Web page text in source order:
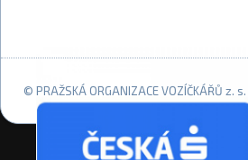
© PRAŽSKÁ ORGANIZACE VOZÍČKÁŘŮ z. s. |